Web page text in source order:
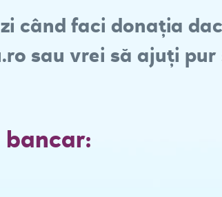
când faci donația
sau vrei să ajuți pur